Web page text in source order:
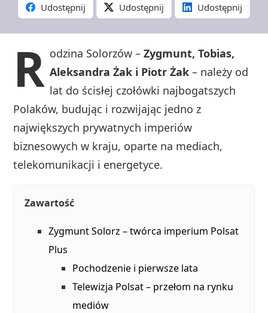
Udostępnij Udostępnij Udostępnij
R odzina Solorzów –Zygmunt, Tobias,
Aleksandra Żak i Piotr Żak – należy od
lat do ścisłej czołówki najbogatszych
Polaków, budując i rozwijając jedno z
największych prywatnych imperiów
biznesowych w kraju, oparte na mediach,
telekomunikacji i energetyce.
Zawartość
Zygmunt Solorz – twórca imperium Polsat
Plus
Pochodzenie i pierwsze lata
Telewizja Polsat – przełom na rynku
mediów